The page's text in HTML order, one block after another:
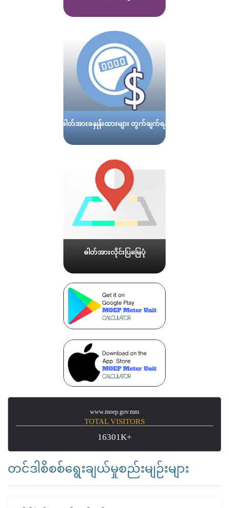
ဓါတ်အားခနှုန်းထားများ တွက်ချက်ရန်
ဓါတ်အားလိုင်းပြမြေပုံ
www.moep.gov.mm
TOTAL VISITORS
16301K+
တင်ဒါစိစစ်ရွေးချယ်မှုစည်းမျဉ်းများ